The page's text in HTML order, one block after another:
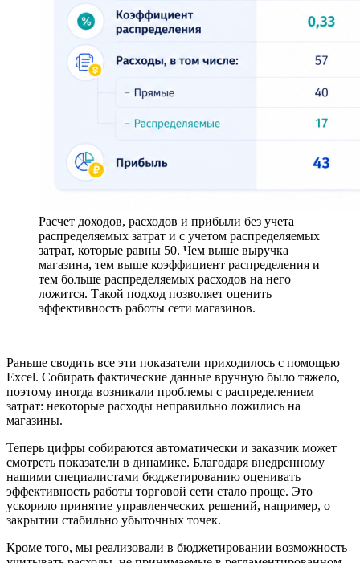
Расчет доходов, расходов и прибыли без учета
распределяемых затрат и с учетом распределяемых
затрат, которые равны 50. Чем выше выручка
магазина, тем выше коэффициент распределения и
тем больше распределяемых расходов на него
ложится. Такой подход позволяет оценить
эффективность работы сети магазинов.
Раньше сводить все эти показатели приходилось с помощью
Excel. Собирать фактические данные вручную было тяжело,
поэтому иногда возникали проблемы с распределением
затрат: некоторые расходы неправильно ложились на
магазины.
Теперь цифры собираются автоматически и заказчик может
смотреть показатели в динамике. Благодаря внедренному
нашими специалистами бюджетированию оценивать
эффективность работы торговой сети стало проще. Это
ускорило принятие управленческих решений, например, о
закрытии стабильно убыточных точек.
Кроме того, мы реализовали в бюджетировании возможность